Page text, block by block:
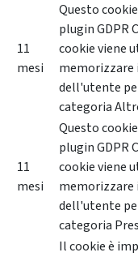
11
mesi
Questo
plugin GDPR
cookie viene
memorizzare
dell'utente
categoria
11
mesi
Questo
plugin GDPR
cookie viene
memorizzare
dell'utente
categoria
Il cookie è